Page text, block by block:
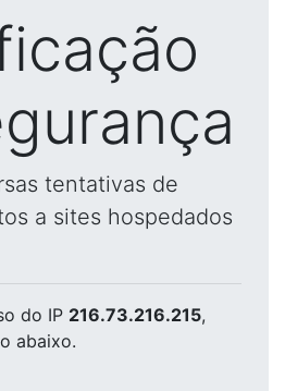
tentativas de
a sites hospedados
do IP 216.73.216.215,
abaixo.